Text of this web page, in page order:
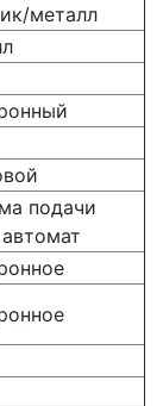
металл
подачи